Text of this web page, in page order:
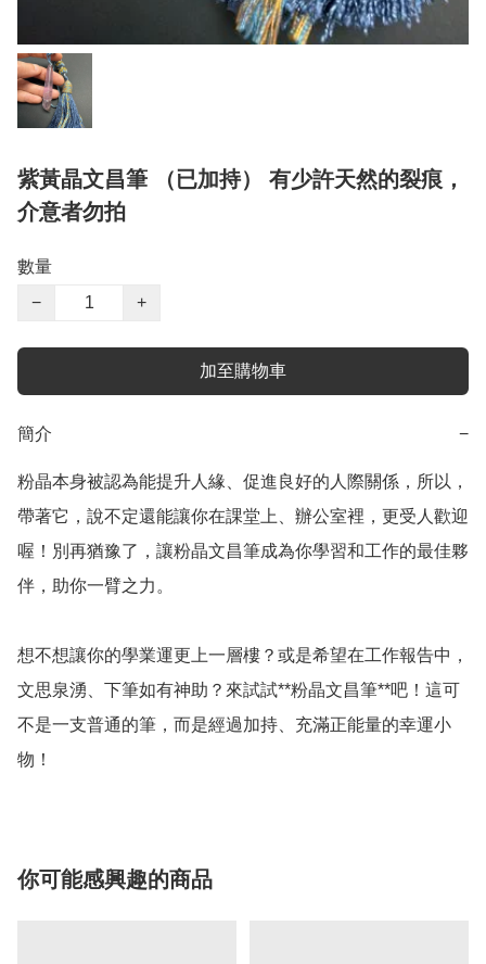
紫黃晶文昌筆 （已加持） 有少許天然的裂痕，
介意者勿拍
數量
−
+
加至購物車
簡介 −
粉晶本身被認為能提升人緣、促進良好的人際關係，所以，
帶著它，說不定還能讓你在課堂上、辦公室裡，更受人歡迎
喔！別再猶豫了，讓粉晶文昌筆成為你學習和工作的最佳夥
伴，助你一臂之力。
想不想讓你的學業運更上一層樓？或是希望在工作報告中，
文思泉湧、下筆如有神助？來試試**粉晶文昌筆**吧！這可
不是一支普通的筆，而是經過加持、充滿正能量的幸運小
物！
你可能感興趣的商品